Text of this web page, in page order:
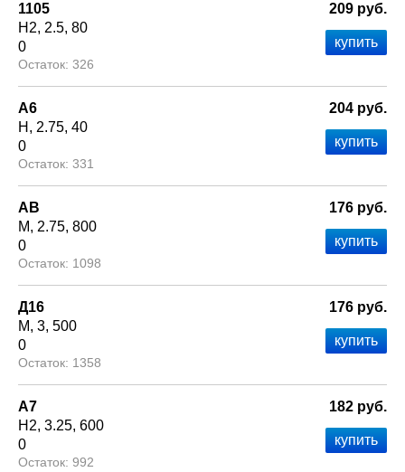
1105
Н2 2.5 80
0
326
209 руб.
А6
Н
2.75 40
0
331
204 руб.
АВ
М
2.75 800
0
1098
176 руб.
Д16
М 3 500
0
1358
176 руб.
А7
Н2 3.25 600
0
992
182 руб.